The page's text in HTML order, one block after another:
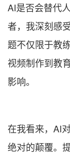
AI是否会替代
者，我深刻感
题不仅限于教
视频制作到教
影响。
在我看来，AI
绝对的颠覆。